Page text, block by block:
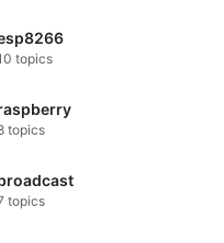
topics
topics
topics